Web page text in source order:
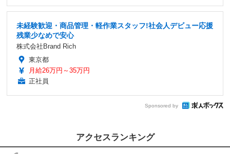
未経験歓迎・商品管理・軽作業スタッフ!社会人デビュー応援
残業少なめで安心
株式会社Brand Rich
東京都
月給26万円～35万円
正社員
Sponsored by
アクセスランキング